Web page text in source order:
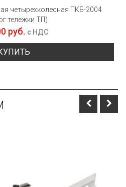
четырехколесная ПКБ-2004
тележки ТП)
руб. с НДС